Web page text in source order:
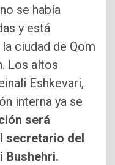
se había
y está
ciudad de Qom
Los altos
Eshkevari,
interna ya se
será
secretario del
Bushehri.